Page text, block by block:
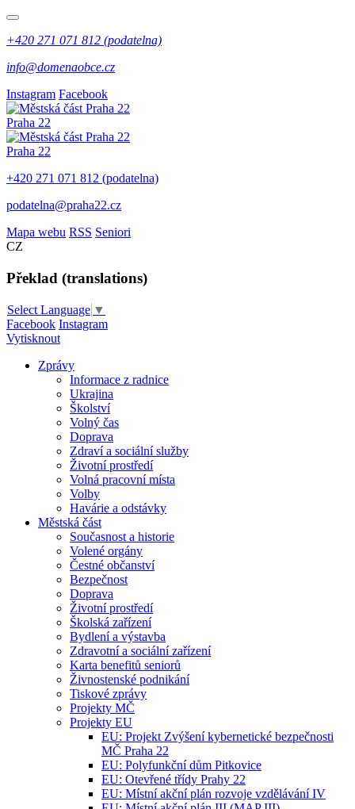
+420 271 071 812 (podatelna)
info@domenaobce.cz
Instagram Facebook
Praha 22
Praha 22
+420 271 071 812 (podatelna)
podatelna@praha22.cz
Mapa webu RSS Seniori
CZ
Překlad (translations)
Select Language ▼
Facebook Instagram
Vytisknout
Zprávy
Informace z radnice
Ukrajina
Školství
Volný čas
Doprava
Zdraví a sociální služby
Životní prostředí
Volná pracovní místa
Volby
Havárie a odstávky
Městská část
Současnost a historie
Volené orgány
Čestné občanství
Bezpečnost
Doprava
Životní prostředí
Školská zařízení
Bydlení a výstavba
Zdravotní a sociální zařízení
Karta benefitů seniorů
Živnostenské podnikání
Tiskové zprávy
Projekty MČ
Projekty EU
EU: Projekt Zvýšení kybernetické bezpečnosti
MČ Praha 22
EU: Polyfunkční dům Pitkovice
EU: Otevřené třídy Prahy 22
EU: Místní akční plán rozvoje vzdělávání IV